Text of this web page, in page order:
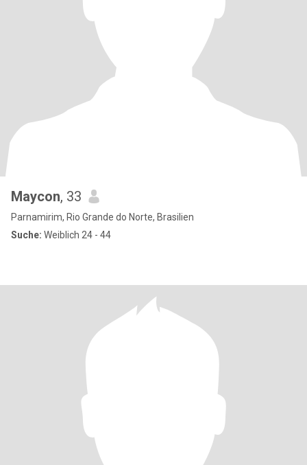
Maycon, 33
Parnamirim, Rio Grande do Norte, Brasilien
Suche: Weiblich 24 - 44